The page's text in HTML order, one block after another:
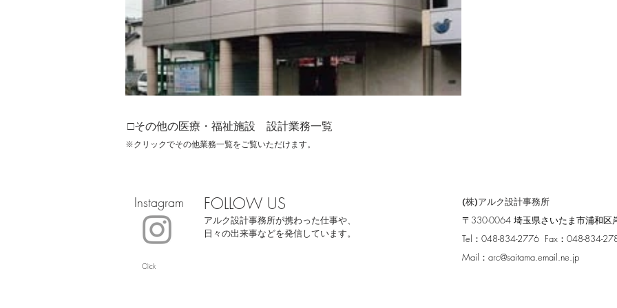
□その他の医療・福祉施設 設計業務一覧
※クリックでその他業務一覧をご覧いただけます。
Instagram FOLLOW US
アルク設計事務所が携わった仕事や、
日々の出来事などを発信しています。
Click
(株)アルク設計事務所
〒330-0064 埼玉県さいたま市浦和区
Tel：048-834-2776 Fax：048-834-
Mail： arc@saitama.email.ne.jp